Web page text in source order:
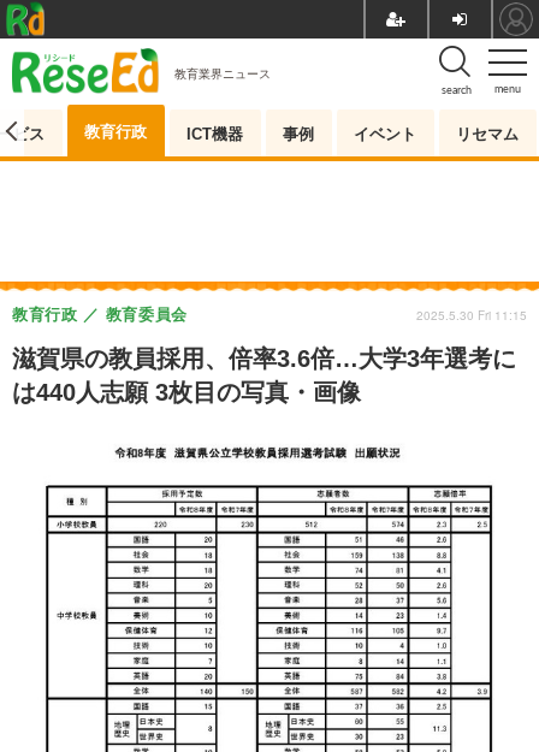
menu
search
教育業界ニュース
ビス 教育行政 ICT機器 事例 イベント リセマム
滋賀県の教員採用、倍率3.6倍…大学3年選考に
は440人志願 3枚目の写真・画像
教育行政 教育委員会 2025.5.30 Fri 11:15